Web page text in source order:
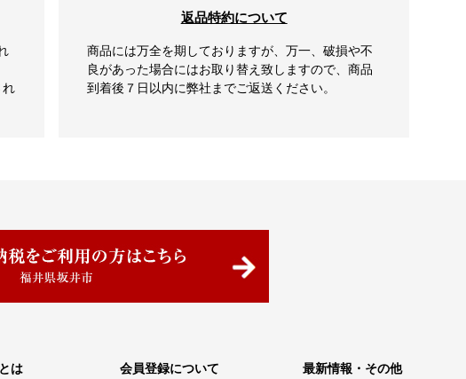
れ
返品特約について
商品には万全を期しておりますが、万一、破損や不
良があった場合にはお取り替え致しますので、商品
到着後７日以内に弊社までご返送ください。
は
会員登録について
最新情報・その他